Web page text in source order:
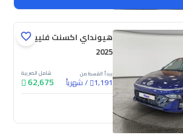
هيونداي اكسنت فلييت
2025
يبدأ القسط من
1,191
/شهرياً
شامل الضريبة
62,675